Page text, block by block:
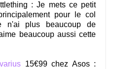
: Je mets ce petit
pour le col
n'ai plus beaucoup de
beaucoup aussi cette
15€99 chez Asos :